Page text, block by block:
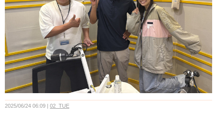
2025/06/24 06:09 02_TUE